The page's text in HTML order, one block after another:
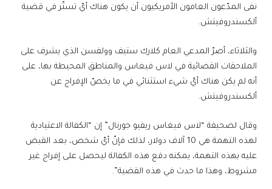
نفى المدّعون العامون الأمريكيون أن يكون هناك أيّ تستّر في قضية
ألكسندروفيتش.
والثلاثاء، أصرّ المدعي العام كلارك ستيف وولفسن الذي يشرف على
الملاحقات القضائية في لاس فيغاس والمناطق المحيطة بها، على
أنه لم يكن هناك أيّ شيء استثنائي في ما يخصّ الإفراج عن
ألكسندروفيتش.
وقال لصحيفة “لاس فيغاس ريفيو جورنال” إن “الكفالة الاعتيادية
لهذه التهمة هي 10 آلاف دولار، لذلك فإنّ أيّ شخص، بعد القبض
عليه بهذه التهمة، يمكنه دفع هذه الكفالة ليحصل على إفراج غير
مشروط، وهذا ما حدث في هذه القضية”.